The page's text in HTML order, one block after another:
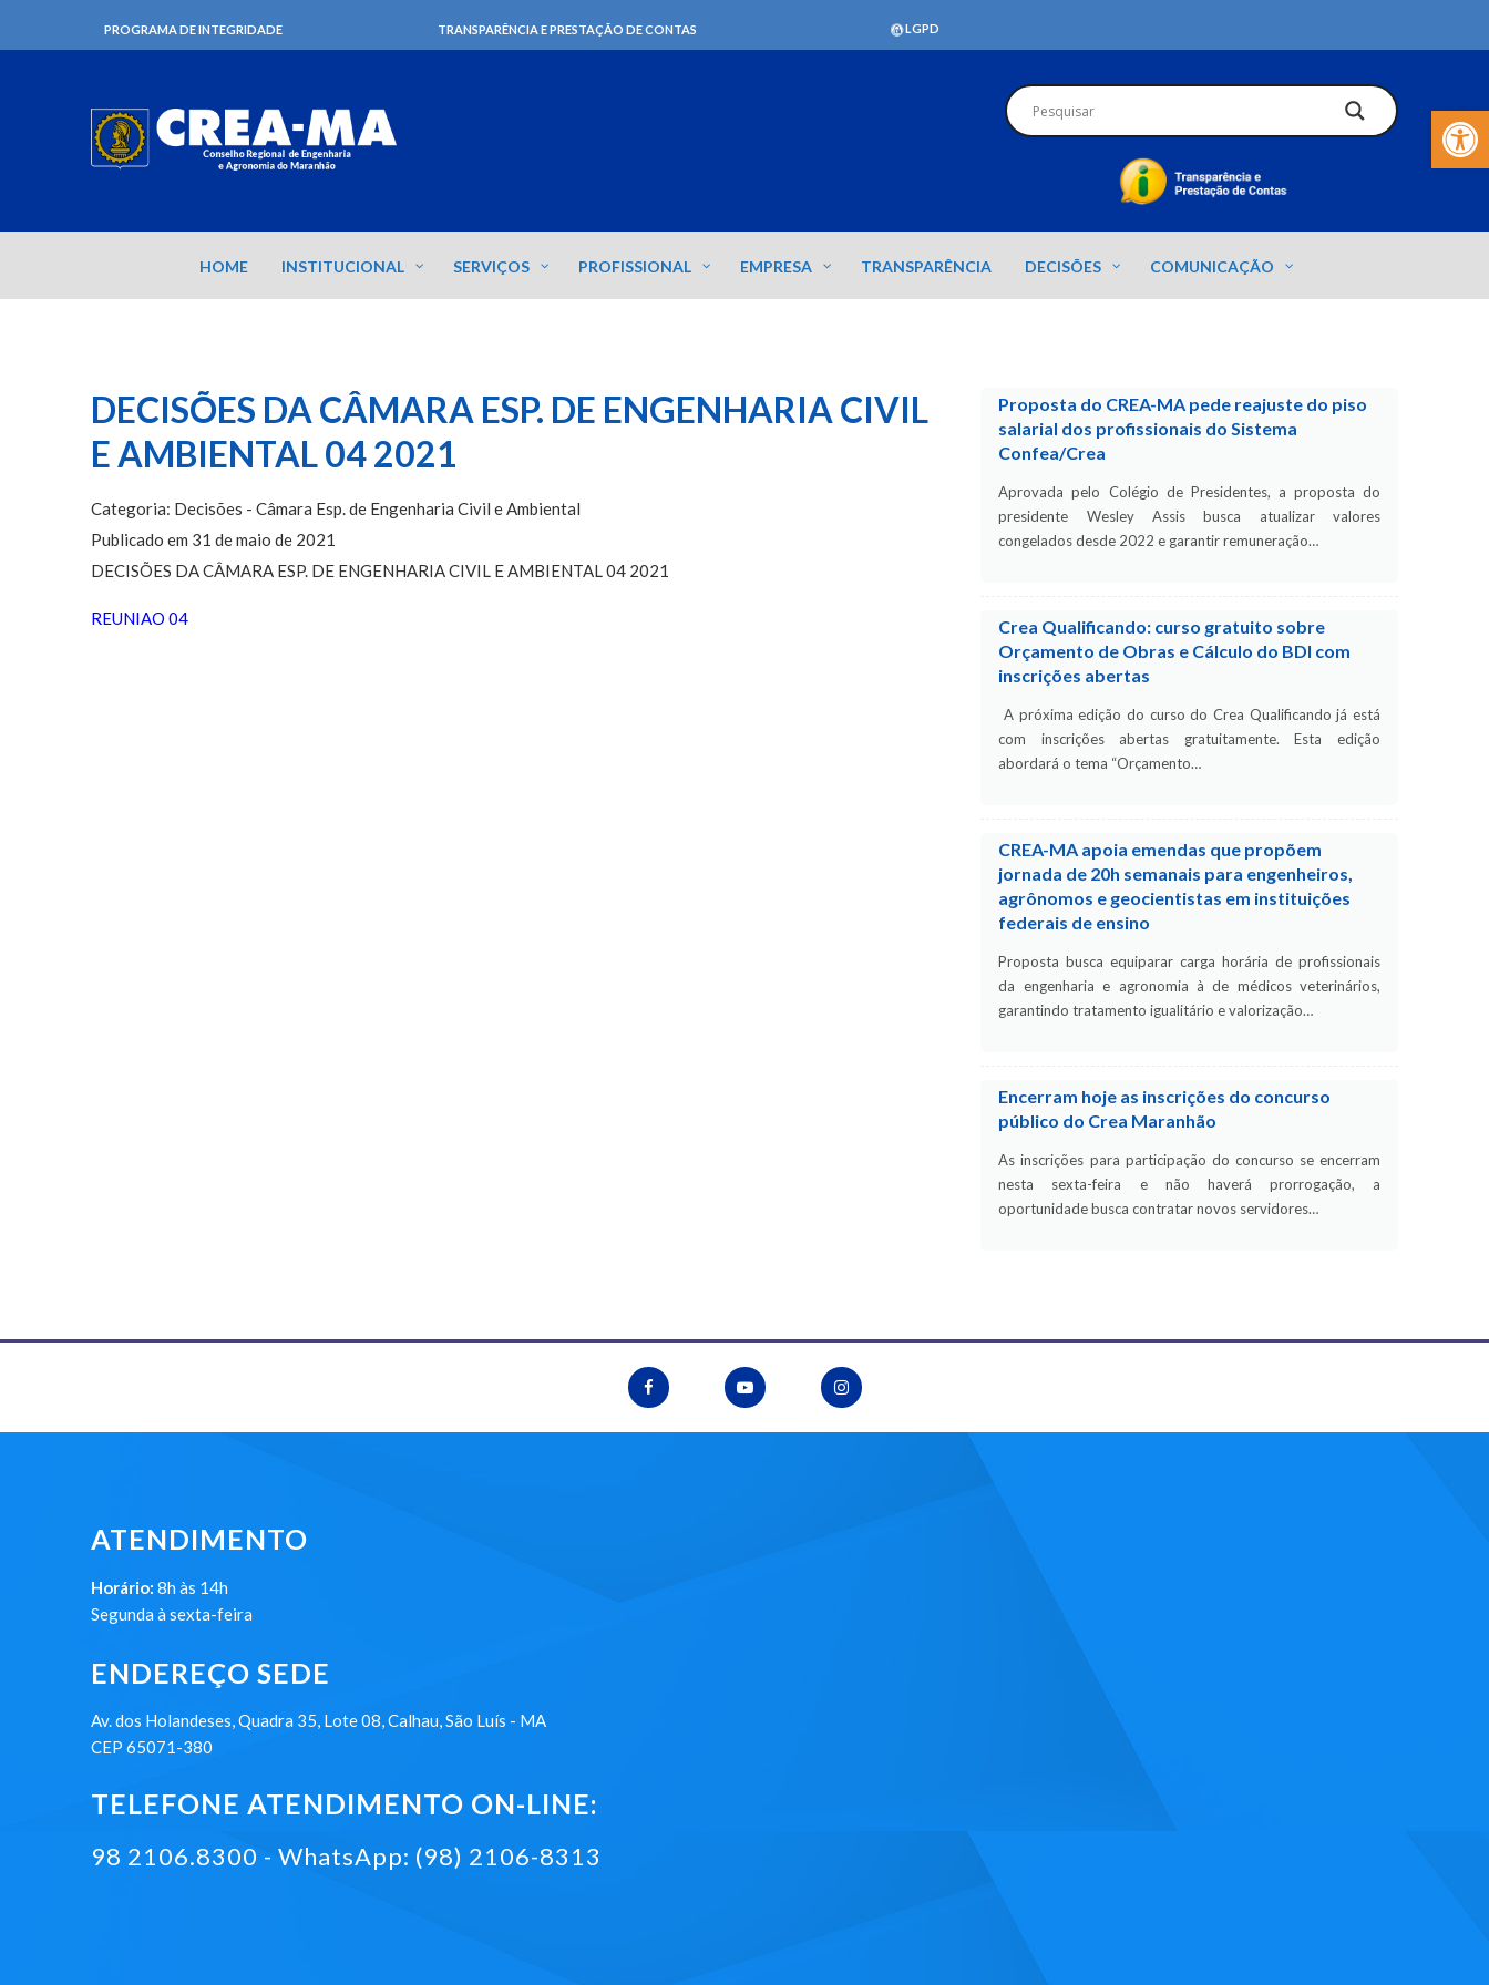
Barra de
PROGRAMA DE INTEGRIDADE TRANSPARÊNCIA E PRESTAÇÃO DE CONTAS LGPD
HOME INSTITUCIONAL SERVIÇOS PROFISSIONAL EMPRESA TRANSPARÊNCIA DECISÕES COMUNICAÇÃO
DECISÕES DA CÂMARA ESP. DE ENGENHARIA CIVIL
E AMBIENTAL 04 2021
Categoria: Decisões - Câmara Esp. de Engenharia Civil e Ambiental
Publicado em 31 de maio de 2021
DECISÕES DA CÂMARA ESP. DE ENGENHARIA CIVIL E AMBIENTAL 04 2021
REUNIAO 04
Proposta do CREA-MA pede reajuste do piso
salarial dos profissionais do Sistema
Confea/Crea
Aprovada pelo Colégio de Presidentes, a proposta do
presidente Wesley Assis busca atualizar valores
congelados desde 2022 e garantir remuneração…
Crea Qualificando: curso gratuito sobre
Orçamento de Obras e Cálculo do BDI com
inscrições abertas
A próxima edição do curso do Crea Qualificando já está
com inscrições abertas gratuitamente. Esta edição
abordará o tema “Orçamento…
CREA-MA apoia emendas que propõem
jornada de 20h semanais para engenheiros,
agrônomos e geocientistas em instituições
federais de ensino
Proposta busca equiparar carga horária de profissionais
da engenharia e agronomia à de médicos veterinários,
garantindo tratamento igualitário e valorização…
Encerram hoje as inscrições do concurso
público do Crea Maranhão
As inscrições para participação do concurso se encerram
nesta sexta-feira e não haverá prorrogação, a
oportunidade busca contratar novos servidores…
ATENDIMENTO
Horário: 8h às 14h
Segunda à sexta-feira
ENDEREÇO SEDE
Av. dos Holandeses, Quadra 35, Lote 08, Calhau, São Luís - MA
CEP 65071-380
TELEFONE ATENDIMENTO ON-LINE:
98 2106.8300 - WhatsApp: (98) 2106-8313